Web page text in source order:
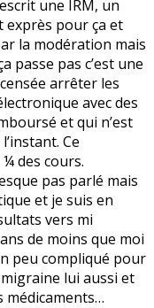
une IRM, un
exprès pour ça et
la modération mais
passe pas c’est une
arrêter les
avec des
et qui n’est
Ce
des cours.
pas parlé mais
et je suis en
vers mi
de moins que moi
peu compliqué pour
lui aussi et
médicaments…